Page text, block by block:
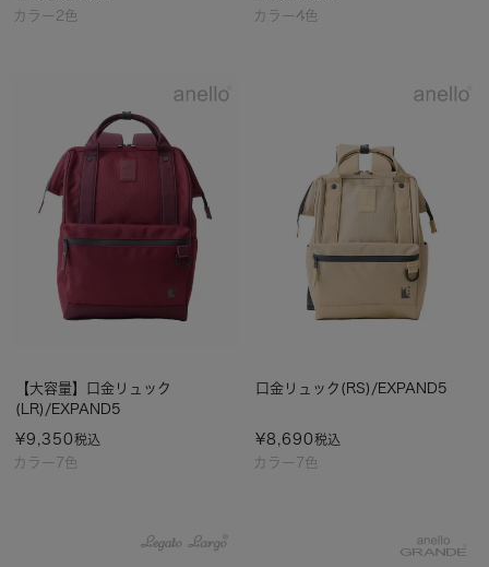
カラー2色 カラー4色
カラー7色
【大容量】口金リュック
(LR)/EXPAND5
¥9,350税込
カラー7色
口金リュック(RS)/EXPAND5
¥8,690税込